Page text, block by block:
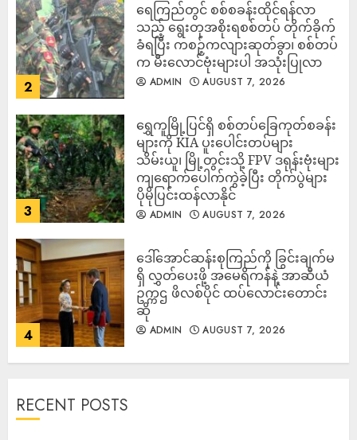
2
ရေကြည်တွင် စစ်စခန်းထိုင်ရန်လာ
သည့် ရွေးတုအစိုးရစစ်တပ် တိုက်ခိုက်
ခံရပြီး ကစဉ့်ကလျားဆုတ်ခွာ၊ စစ်တပ်
က မီးလောင်ဗုံးများပါ အသုံးပြုလာ
ADMIN AUGUST 7, 2026
3
‎ရွှေကူမြို့ပြင်ရှိ စစ်တပ်ခြေကုတ်စခန်း
များကို KIA ပူးပေါင်းတပ်များ
သိမ်းယူ၊ မြို့တွင်းသို့ FPV ဒရုန်းဗုံးများ
ကျရောက်ပေါက်ကွဲခဲ့ပြီး တိုက်ပွဲများ
ပိုမိုပြင်းထန်လာနိုင်
ADMIN AUGUST 7, 2026
4
ဒေါ်အောင်ဆန်းစုကြည်ကို ခြွင်းချက်မ
ရှိ လွှတ်ပေးဖို့ အမေရိကန်နဲ့ အာဆီယံ
ဥက္ကဌ ဖိလစ်ပိုင် ထပ်လောင်းတောင်း
ဆို
ADMIN AUGUST 7, 2026
RECENT POSTS